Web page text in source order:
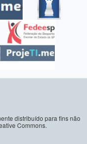
distribuído para fins não
Commons.